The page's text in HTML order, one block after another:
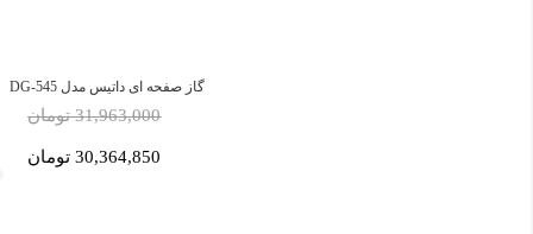
گاز صفحه ای داتیس مدل DG-545
31,963,000 تومان
30,364,850 تومان